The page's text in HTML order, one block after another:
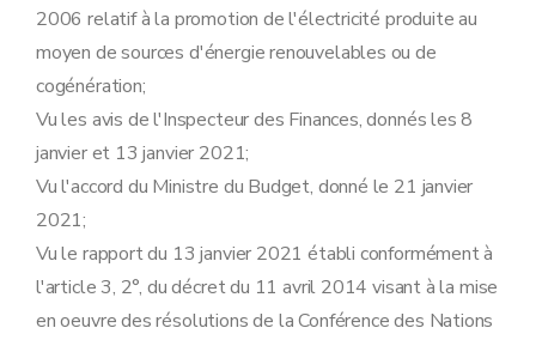
2006 relatif à la promotion de l'électricité produite au
moyen de sources d'énergie renouvelables ou de
cogénération;
Vu les avis de l'Inspecteur des Finances, donnés les 8
janvier et 13 janvier 2021;
Vu l'accord du Ministre du Budget, donné le 21 janvier
2021;
Vu le rapport du 13 janvier 2021 établi conformément à
l'article 3, 2°, du décret du 11 avril 2014 visant à la mise
en oeuvre des résolutions de la Conférence des Nations